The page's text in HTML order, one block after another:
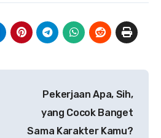
Pekerjaan Apa, Sih,
yang Cocok Banget
Sama Karakter Kamu?